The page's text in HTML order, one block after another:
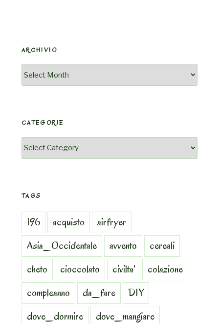
ARCHIVIO
Archivio
CATEGORIE
Categorie
TAGS
196 acquisto
airfryer
Asia_Occidentale
avvento
cereali
cheto
cioccolato civilta'
colazione
compleanno
da_fare
DIY
dove_dormire
dove_mangiare